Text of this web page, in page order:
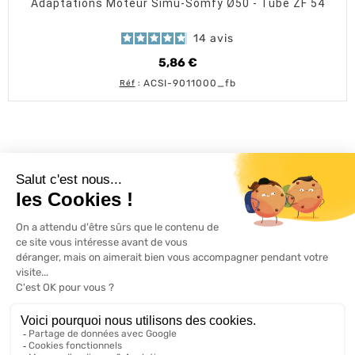
Adaptations Moteur Simu-Somfy Ø50 - Tube ZF 54
14 avis
5,86 €
Prix
Réf : ACSI-9011000_fb

SERVICES
INFORMATIONS
A propos de 100% volets roulant